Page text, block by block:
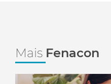
Mais Fenacon